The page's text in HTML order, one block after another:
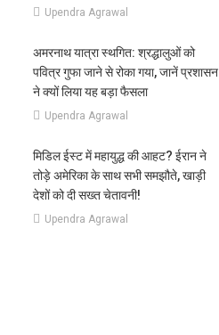
Upendra Agrawal
अमरनाथ यात्रा स्थगित: श्रद्धालुओं को
पवित्र गुफा जाने से रोका गया, जानें प्रशासन
ने क्यों लिया यह बड़ा फैसला
Upendra Agrawal
मिडिल ईस्ट में महायुद्ध की आहट? ईरान ने
तोड़े अमेरिका के साथ सभी समझौते, खाड़ी
देशों को दी सख्त चेतावनी!
Upendra Agrawal